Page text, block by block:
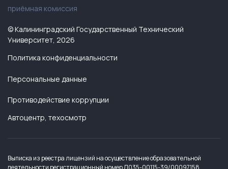
приёмная комиссия
© Калининградский Государственный Технический
Университет, 2026
Политика конфиденциальности
Персональные данные
Противодействие коррупции
Автоцентр, техосмотр
Выписка из реестра лицензий на осуществление образовательной
деятельности регистрационный номер Л035-00115-39/00097158